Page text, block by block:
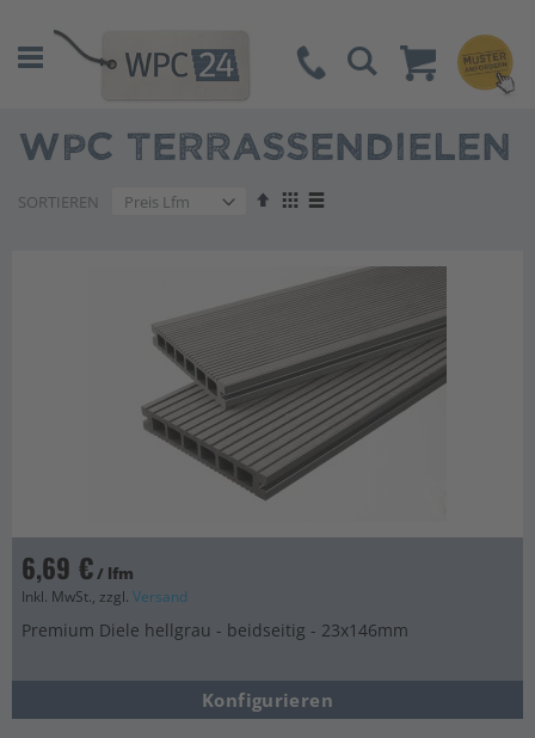
Suche
WPC TERRASSENDIELEN
SORTIEREN
AbsteigendAnzeigen
6,69 €/ lfm
Inkl. MwSt., zzgl. Versand
Premium Diele hellgrau - beidseitig - 23x146mm
Konfigurieren